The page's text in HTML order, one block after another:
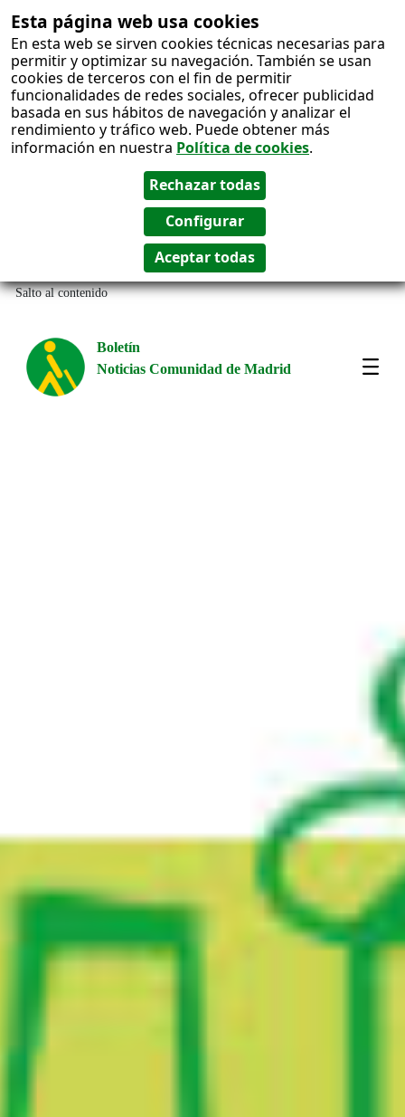
Esta página web usa cookies
En esta web se sirven cookies técnicas necesarias para
permitir y optimizar su navegación. También se usan
cookies de terceros con el fin de permitir
funcionalidades de redes sociales, ofrecer publicidad
basada en sus hábitos de navegación y analizar el
rendimiento y tráfico web. Puede obtener más
información en nuestra Política de cookies.
Salto al contenido
Boletín
Noticias Comunidad de Madrid